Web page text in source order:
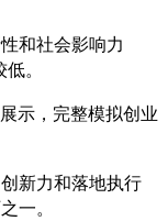
和社会影响力
。
示，完整模拟创业
新力和落地执行
一。